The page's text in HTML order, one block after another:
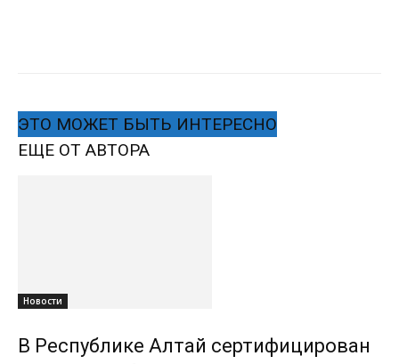
ЭТО МОЖЕТ БЫТЬ ИНТЕРЕСНО
ЕЩЕ ОТ АВТОРА
Новости
В Республике Алтай сертифицирован